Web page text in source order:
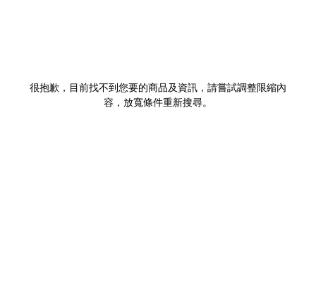
很抱歉，目前找不到您要的商品及資訊，請嘗試調整限縮內
容，放寬條件重新搜尋。